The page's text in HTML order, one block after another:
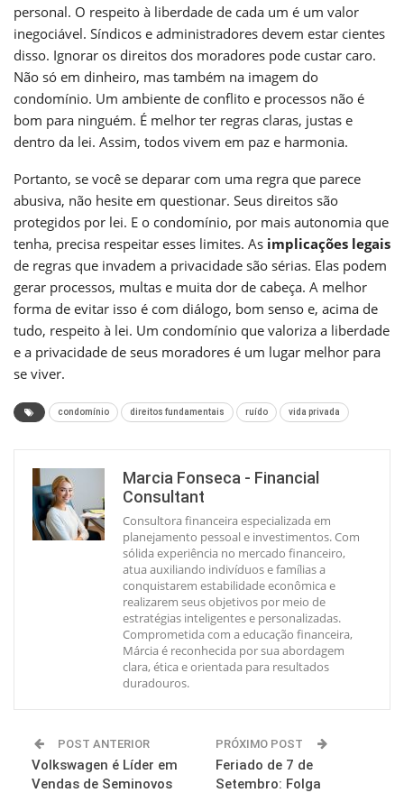
personal. O respeito à liberdade de cada um é um valor
inegociável. Síndicos e administradores devem estar cientes
disso. Ignorar os direitos dos moradores pode custar caro.
Não só em dinheiro, mas também na imagem do
condomínio. Um ambiente de conflito e processos não é
bom para ninguém. É melhor ter regras claras, justas e
dentro da lei. Assim, todos vivem em paz e harmonia.
Portanto, se você se deparar com uma regra que parece
abusiva, não hesite em questionar. Seus direitos são
protegidos por lei. E o condomínio, por mais autonomia que
tenha, precisa respeitar esses limites. As implicações legais
de regras que invadem a privacidade são sérias. Elas podem
gerar processos, multas e muita dor de cabeça. A melhor
forma de evitar isso é com diálogo, bom senso e, acima de
tudo, respeito à lei. Um condomínio que valoriza a liberdade
e a privacidade de seus moradores é um lugar melhor para
se viver.
condomínio direitos fundamentais ruído vida privada
Marcia Fonseca - Financial
Consultant
Consultora financeira especializada em
planejamento pessoal e investimentos. Com
sólida experiência no mercado financeiro,
atua auxiliando indivíduos e famílias a
conquistarem estabilidade econômica e
realizarem seus objetivos por meio de
estratégias inteligentes e personalizadas.
Comprometida com a educação financeira,
Márcia é reconhecida por sua abordagem
clara, ética e orientada para resultados
duradouros.
POST ANTERIOR
Volkswagen é Líder em
Vendas de Seminovos
PRÓXIMO POST
Feriado de 7 de
Setembro: Folga